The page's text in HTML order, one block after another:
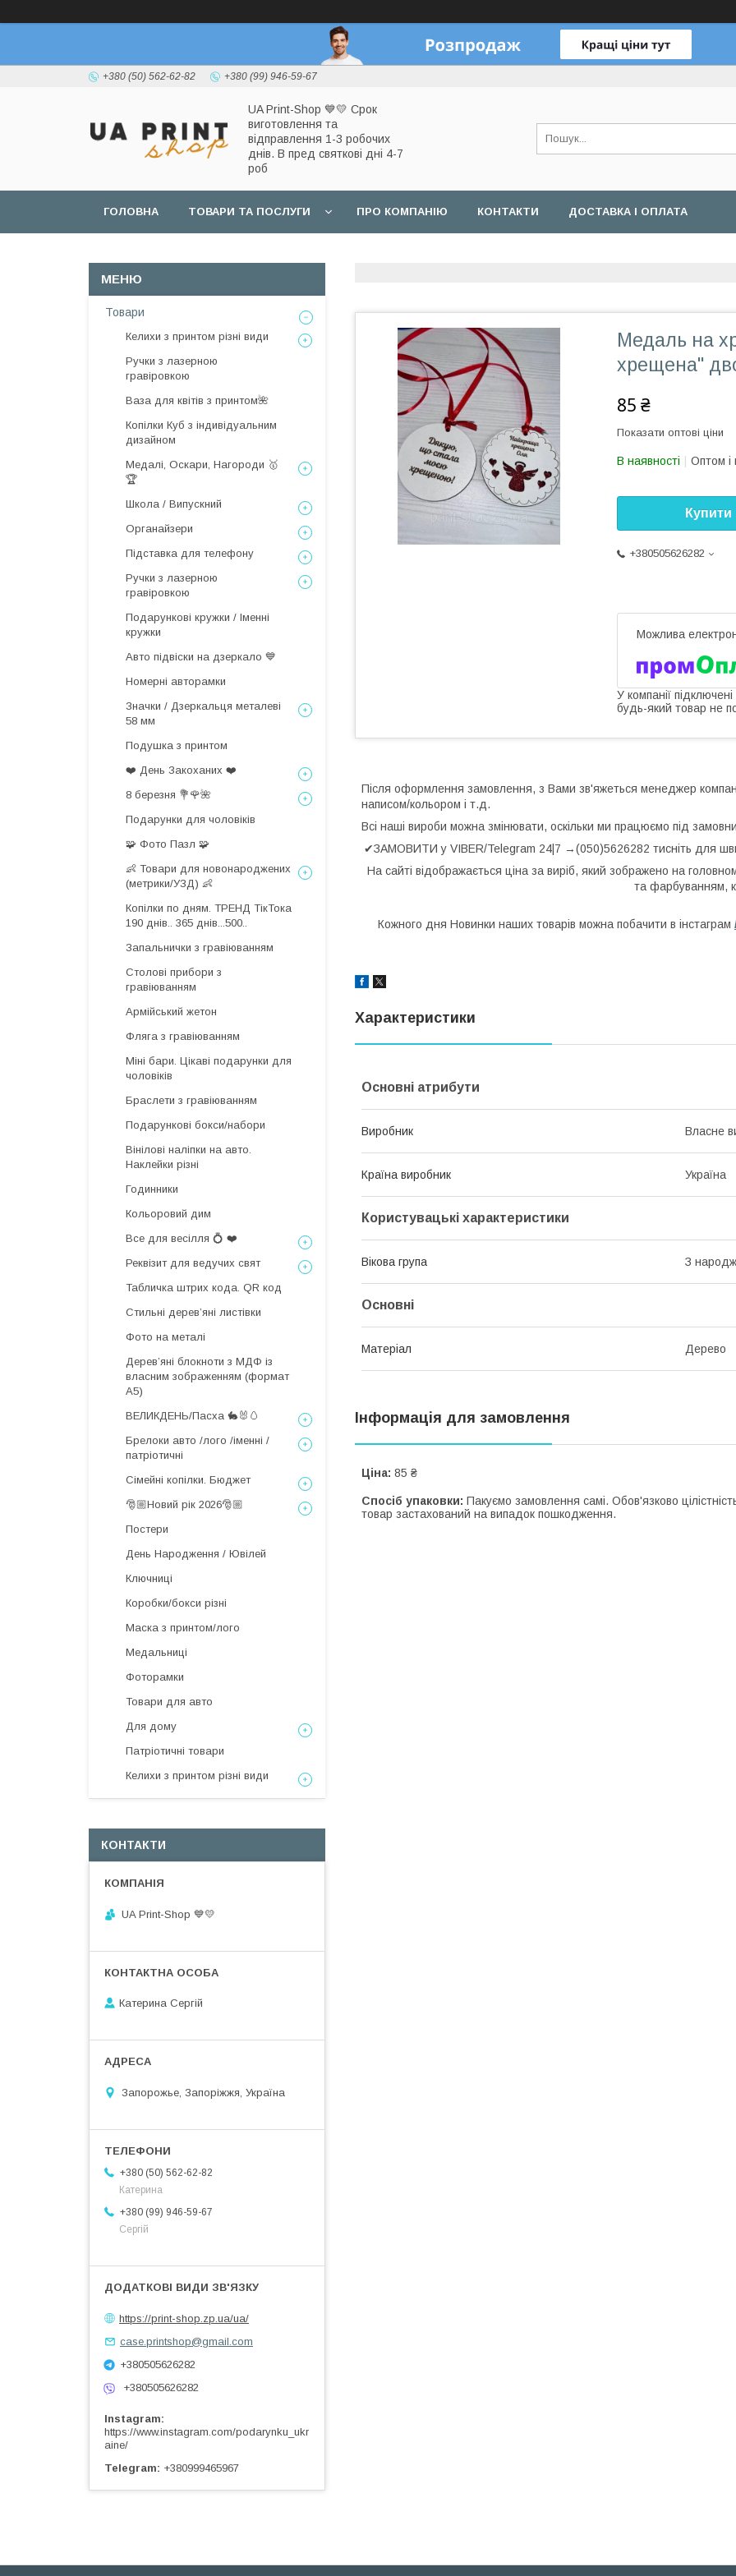
+380 (50) 562-62-82 +380 (99) 946-59-67
UA Print-Shop ​💙💛 Срок
виготовлення та
відправлення 1-3 робочих
днів. В пред святкові дні 4-7
роб
ГОЛОВНА ТОВАРИ ТА ПОСЛУГИ ПРО КОМПАНІЮ КОНТАКТИ ДОСТАВКА І ОПЛАТА
Медаль на
хрещена"
85 ₴
Показати оптові ціни
В наявності Оптом і
Купити
+380505626282
У компанії
будь-який товар не
Після оформлення замовлення, з Вами зв'яжеться менеджер
написом/кольором і т.д.
Всі наші вироби можна змінювати, оскільки ми працюємо під
✔ЗАМОВИТИ у VIBER/Telegram 24|7 →(050)5626282 тисніть для
На сайті відображається ціна за виріб, який зображено на
та фарбуванням,
Кожного дня Новинки наших товарів можна побачити в інстаграм
Характеристики
Основні атрибути
Виробник Власне
Країна виробник Україна
Користувацькi характеристики
Вікова група З
Основні
Матеріал Дерево
Інформація для замовлення
Ціна: 85 ₴
Спосіб упаковки: Пакуємо замовлення самі. Обов'язково
товар застахований на випадок пошкодження.
Товари
Келихи з принтом різні види
Ручки з лазерною
гравіровкою
Ваза для квітів з принтом🌺
Копілки Куб з індивідуальним
дизайном
Медалі, Оскари, Нагороди 🥇
🏆
Школа / Випускний
Органайзери
Підставка для телефону
Ручки з лазерною
гравіровкою
Подарункові кружки / Іменні
кружки
Авто підвіски на дзеркало 💙
Номерні авторамки
Значки / Дзеркальця металеві
58 мм
Подушка з принтом
❤️ День Закоханих ❤️
8 березня 💐🌹🌺
Подарунки для чоловіків
🧩 Фото Пазл 🧩
👶 Товари для новонароджених
(метрики/УЗД) 👶
Копілки по дням. ТРЕНД ТікТока
190 днів.. 365 днів...500..
Запальнички з гравіюванням
Столові прибори з
гравіюванням
Армійський жетон
Фляга з гравіюванням
Міні бари. Цікаві подарунки для
чоловіків
Браслети з гравіюванням
Подарункові бокси/набори
Вінілові наліпки на авто.
Наклейки різні
Годинники
Кольоровий дим
Все для весілля 💍 ❤️
Реквізит для ведучих свят
Табличка штрих кода. QR код
Стильні деревʼяні листівки
Фото на металі
Дерев’яні блокноти з МДФ із
власним зображенням (формат
А5)
ВЕЛИКДЕНЬ/Пасха 🐇🐰🥚
Брелоки авто /лого /іменні /
патріотичні
Сімейні копілки. Бюджет
🎅🏼Новий рік 2026🎅🏼
Постери
День Народження / Ювілей
Ключниці
Коробки/бокси різні
Маска з принтом/лого
Медальниці
Фоторамки
Товари для авто
Для дому
Патріотичні товари
Келихи з принтом різні види
КОНТАКТИ
UA Print-Shop ​💙💛
Катерина Сергій
Запорожье, Запоріжжя, Україна
+380 (50) 562-62-82
Катерина
+380 (99) 946-59-67
Сергій
https://print-shop.zp.ua/ua/
case.printshop@gmail.com
+380505626282
+380505626282
Instagram
https://www.instagram.com/podarynku_ukr
aine/
Telegram
+380999465967